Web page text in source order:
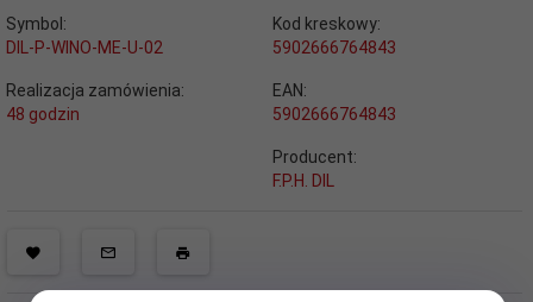
Symbol:
DIL-P-WINO-ME-U-02
Kod kreskowy:
5902666764843
Realizacja zamówienia:
48 godzin
EAN:
5902666764843
Producent:
F.P.H. DIL